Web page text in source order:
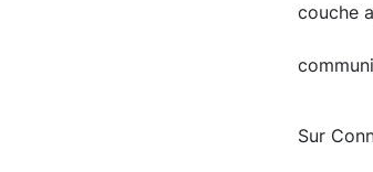
couche
Sur